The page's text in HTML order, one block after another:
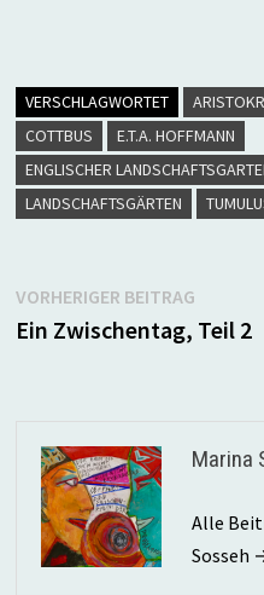
VERSCHLAGWORTET
COTTBUS
E.T.A. HOFFMANN
ENGLISCHER
LANDSCHAFTSGÄRTEN
VORHERIGER BEITRAG
Beitrag:
Ein Zwischentag, Teil 2
Marina
Alle
Sosseh